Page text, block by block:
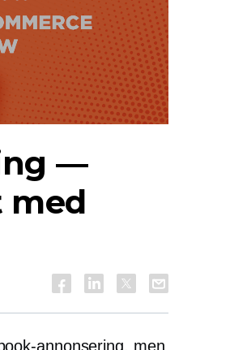
—
med
annonsering, men